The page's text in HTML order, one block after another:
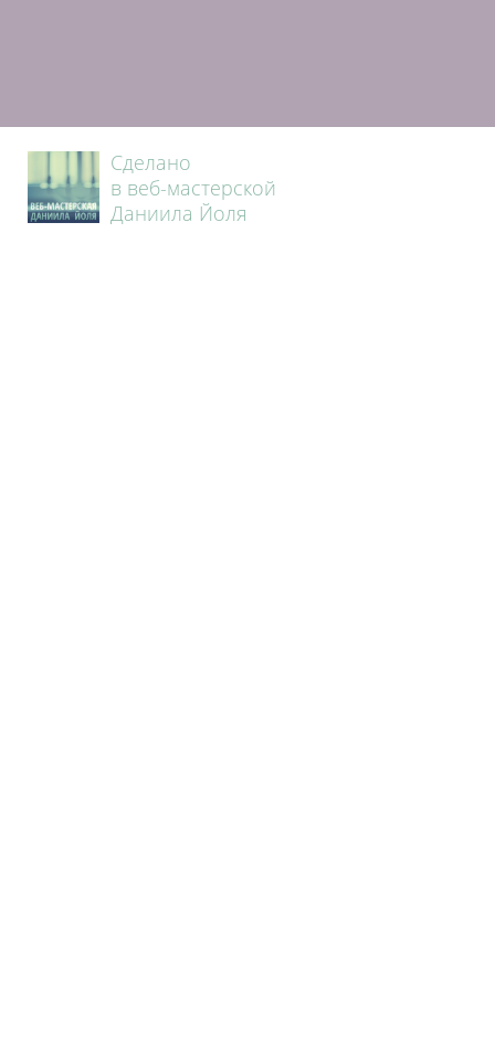
Сделано
в веб-мастерской
Даниила Йоля